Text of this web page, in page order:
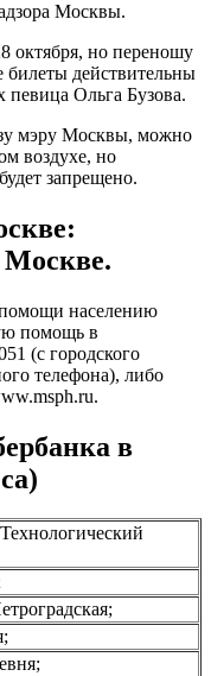
Москвы.
октября, но переношу
билеты действительны
Ольга Бузова.
мэру Москвы, можно
воздухе, но
запрещено.
Москве.
населению
помощь в
(с городского
телефона), либо
в